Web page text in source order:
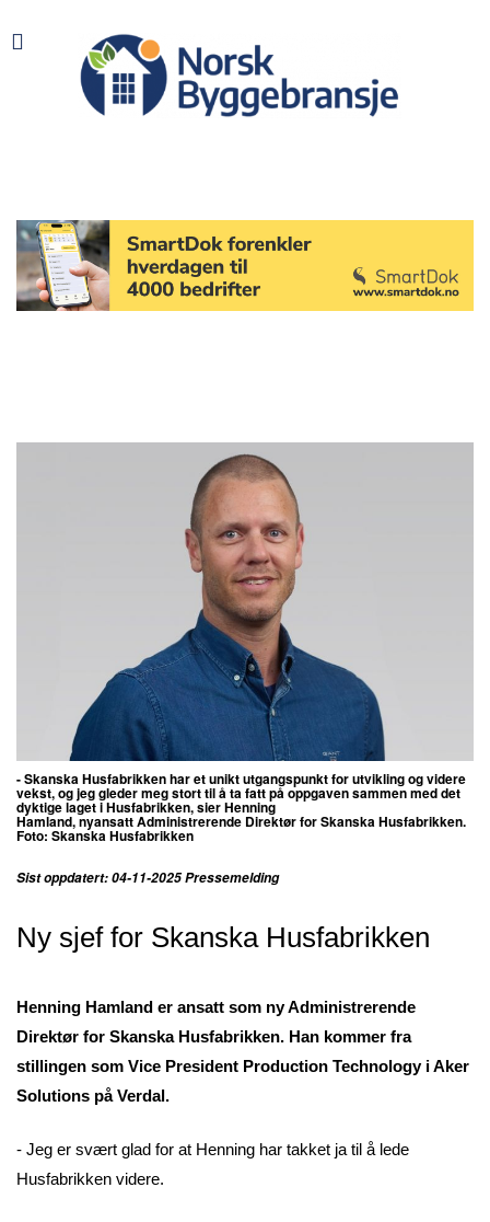
- Skanska Husfabrikken har et unikt utgangspunkt for utvikling og videre
vekst, og jeg gleder meg stort til å ta fatt på oppgaven sammen med det
dyktige laget i Husfabrikken, sierHenning
Hamland,nyansattAdministrerende Direktør for Skanska Husfabrikken.
Foto: Skanska Husfabrikken​​​​​​​
Sist oppdatert: 04-11-2025 Pressemelding
Ny sjef for Skanska Husfabrikken
Henning Hamland er ansatt som ny Administrerende
Direktør for Skanska Husfabrikken. Han kommer fra
stillingen som Vice President Production Technology i Aker
Solutions på Verdal.
- Jeg er svært glad for at Henning har takket ja til å lede
Husfabrikken videre.